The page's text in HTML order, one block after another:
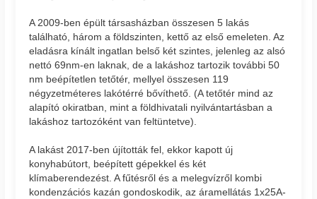
A 2009-ben épült társasházban összesen 5 lakás
található, három a földszinten, kettő az első emeleten. Az
eladásra kínált ingatlan belső két szintes, jelenleg az alsó
nettó 69nm-en laknak, de a lakáshoz tartozik további 50
nm beépítetlen tetőtér, mellyel összesen 119
négyzetméteres lakótérré bővíthető. (A tetőtér mind az
alapító okiratban, mint a földhivatali nyilvántartásban a
lakáshoz tartozóként van feltüntetve).
A lakást 2017-ben újították fel, ekkor kapott új
konyhabútort, beépített gépekkel és két
klímaberendezést. A fűtésről és a melegvízről kombi
kondenzációs kazán gondoskodik, az áramellátás 1x25A-